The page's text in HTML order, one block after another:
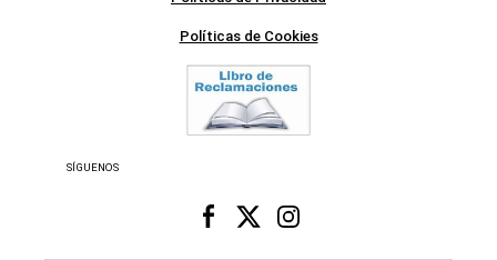
Políticas de Cookies
SÍGUENOS